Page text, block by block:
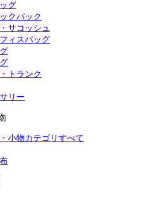
グ
クパック
サコッシュ
ィスバッグ
トランク
リー
小物カテゴリすべて